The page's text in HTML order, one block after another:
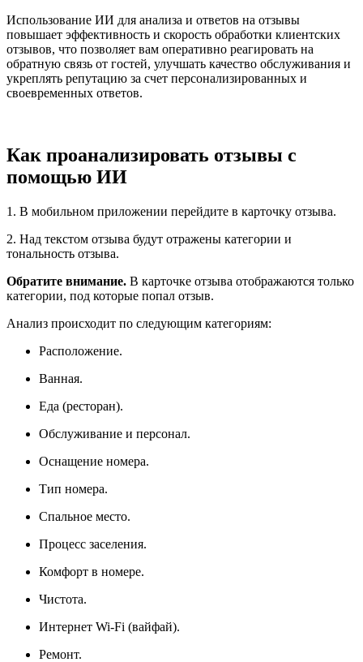
Использование ИИ для анализа и ответов на отзывы
повышает эффективность и скорость обработки клиентских
отзывов, что позволяет вам оперативно реагировать на
обратную связь от гостей, улучшать качество обслуживания и
укреплять репутацию за счет персонализированных и
своевременных ответов.
Как проанализировать отзывы с
помощью ИИ
1. В мобильном приложении перейдите в карточку отзыва.
2. Над текстом отзыва будут отражены категории и
тональность отзыва.
Обратите внимание. В карточке отзыва отображаются только
категории, под которые попал отзыв.
Анализ происходит по следующим категориям:
Расположение.
Ванная.
Еда (ресторан).
Обслуживание и персонал.
Оснащение номера.
Тип номера.
Спальное место.
Процесс заселения.
Комфорт в номере.
Чистота.
Интернет Wi-Fi (вайфай).
Ремонт.